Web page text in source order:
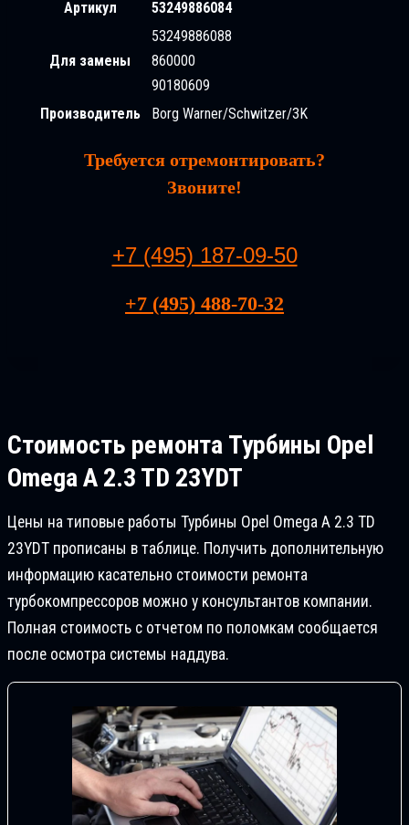
Артикул
53249886084
Для замены
53249886088
860000
90180609
Производитель
Borg Warner/Schwitzer/3K
Требуется отремонтировать?
Звоните!
+7 (495) 187-09-50
+7 (495) 488-70-32
Стоимость ремонта Турбины Opel
Omega A 2.3 TD 23YDT
Цены на типовые работы Турбины Opel Omega A 2.3 TD
23YDT прописаны в таблице. Получить дополнительную
информацию касательно стоимости ремонта
турбокомпрессоров можно у консультантов компании.
Полная стоимость с отчетом по поломкам сообщается
после осмотра системы наддува.